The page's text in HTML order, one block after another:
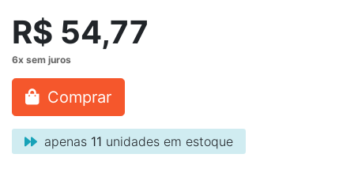
R$ 54,77
Comprar
apenas 11 unidades em estoque